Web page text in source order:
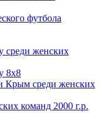
футбола
среди женских
8х8
Крым среди женских
команд 2000 г.р.